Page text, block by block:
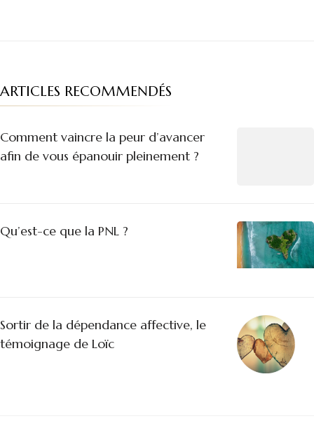
ARTICLES RECOMMENDÉS
Comment vaincre la peur d’avancer
afin de vous épanouir pleinement ?
Qu’est-ce que la PNL ?
Sortir de la dépendance affective, le
témoignage de Loïc